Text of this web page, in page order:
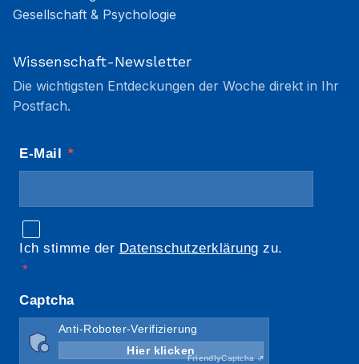
Gesellschaft & Psychologie
Wissenschaft-Newsletter
Die wichtigsten Entdeckungen der Woche direkt in Ihr
Postfach.